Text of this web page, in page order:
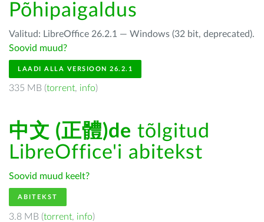
Põhipaigaldus
Valitud: LibreOffice 26.2.1 — Windows (32 bit, deprecated).
Soovid muud?
LAADI ALLA VERSIOON 26.2.1
335 MB (torrent, info)
中文 (正體)de tõlgitud
LibreOffice'i abitekst
Soovid muud keelt?
ABITEKST
3.8 MB (torrent, info)